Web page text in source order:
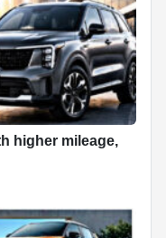
higher mileage,